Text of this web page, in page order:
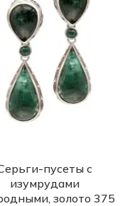
пусеты с
изумрудами
золото 375